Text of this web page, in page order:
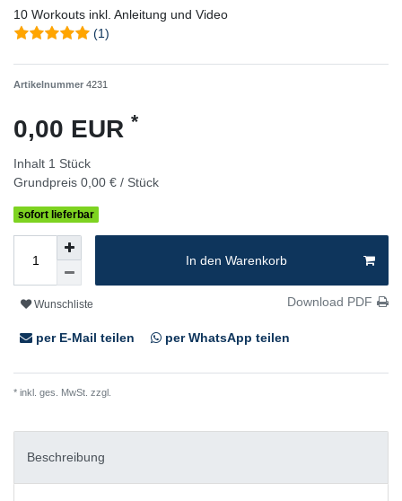
10 Workouts inkl. Anleitung und Video
(1)
Artikelnummer 4231
0,00 EUR *
Inhalt 1 Stück
Grundpreis 0,00 € / Stück
sofort lieferbar
In den Warenkorb
Wunschliste Download PDF
per E-Mail teilen per WhatsApp teilen
* inkl. ges. MwSt. zzgl.
Beschreibung